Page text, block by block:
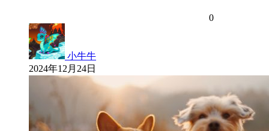
0
小牛牛
2024年12月24日